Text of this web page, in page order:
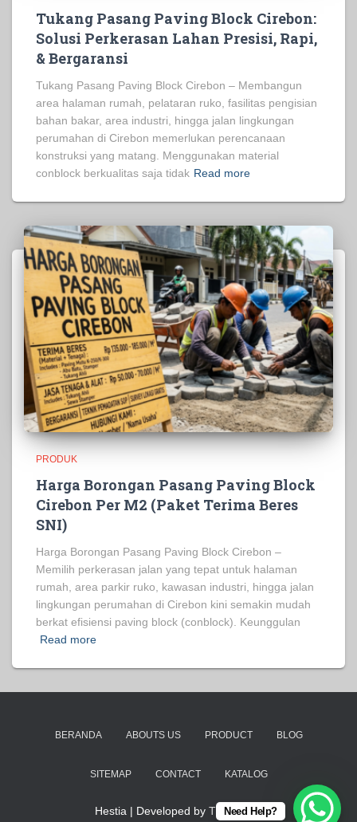
Tukang Pasang Paving Block Cirebon:
Solusi Perkerasan Lahan Presisi, Rapi,
& Bergaransi
Tukang Pasang Paving Block Cirebon – Membangun
area halaman rumah, pelataran ruko, fasilitas pengisian
bahan bakar, area industri, hingga jalan lingkungan
perumahan di Cirebon memerlukan perencanaan
konstruksi yang matang. Menggunakan material
conblock berkualitas saja tidak Read more
PRODUK
Harga Borongan Pasang Paving Block
Cirebon Per M2 (Paket Terima Beres
SNI)
Harga Borongan Pasang Paving Block Cirebon –
Memilih perkerasan jalan yang tepat untuk halaman
rumah, area parkir ruko, kawasan industri, hingga jalan
lingkungan perumahan di Cirebon kini semakin mudah
berkat efisiensi paving block (conblock). Keunggulan
Read more
BERANDA ABOUTS US PRODUCT BLOG
SITEMAP CONTACT KATALOG
Hestia | Developed by ThemeIsle
Need Help?